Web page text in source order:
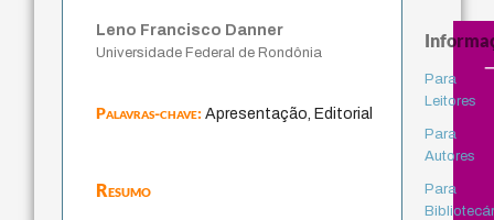
Leno Francisco Danner
Universidade Federal de Rondônia
Palavras-chave:Apresentação, Editorial
Resumo
Para
Leitores
Para
Autores
Para